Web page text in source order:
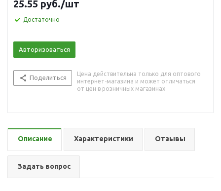
25.55 руб./шт
Достаточно
Авторизоваться
Поделиться
Цена действительна только для оптового
интернет-магазина и может отличаться
от цен в розничных магазинах
Описание Характеристики Отзывы
Задать вопрос